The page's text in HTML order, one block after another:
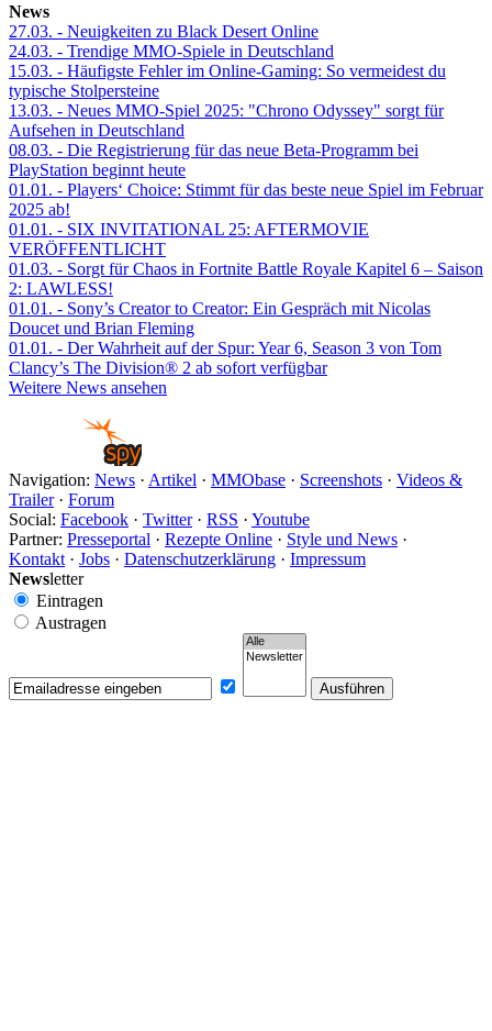
News
27.03. - Neuigkeiten zu Black Desert Online
24.03. - Trendige MMO-Spiele in Deutschland
15.03. - Häufigste Fehler im Online-Gaming: So vermeidest du
typische Stolpersteine
13.03. - Neues MMO-Spiel 2025: "Chrono Odyssey" sorgt für
Aufsehen in Deutschland
08.03. - Die Registrierung für das neue Beta-Programm bei
PlayStation beginnt heute
01.01. - Players‘ Choice: Stimmt für das beste neue Spiel im Februar
2025 ab!
01.01. - SIX INVITATIONAL 25: AFTERMOVIE
VERÖFFENTLICHT
01.03. - Sorgt für Chaos in Fortnite Battle Royale Kapitel 6 – Saison
2: LAWLESS!
01.01. - Sony’s Creator to Creator: Ein Gespräch mit Nicolas
Doucet und Brian Fleming
01.01. - Der Wahrheit auf der Spur: Year 6, Season 3 von Tom
Clancy’s The Division® 2 ab sofort verfügbar
Weitere News ansehen
Navigation: News · Artikel · MMObase · Screenshots · Videos &
Trailer· Forum
Social: Facebook · Twitter· RSS · Youtube
Partner: Presseportal · Rezepte Online · Style und News ·
Kontakt · Jobs · Datenschutzerklärung · Impressum
Newsletter
Eintragen
Austragen